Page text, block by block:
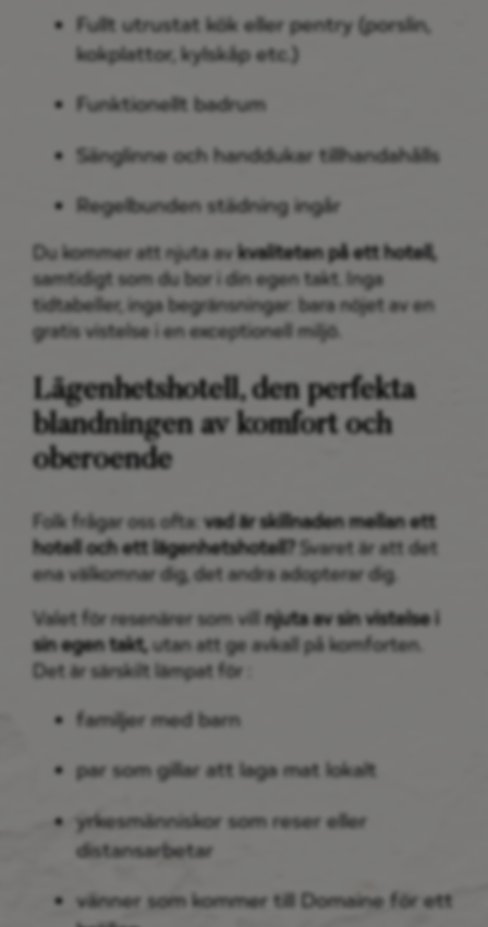
Fullt utrustat kök eller pentry (porslin,
kokplattor, kylskåp etc.)
Funktionellt badrum
Sänglinne och handdukar tillhandahålls
Regelbunden städning ingår
Du kommer att njuta avkvaliteten på ett hotell,
samtidigt som du bor i din egen takt. Inga
tidtabeller, inga begränsningar: bara nöjet av en
gratis vistelse i en exceptionell miljö.
Lägenhetshotell, den perfekta
blandningen av komfort och
oberoende
Folk frågar oss ofta: vad är skillnaden mellan ett
hotell och ett lägenhetshotell?Svaret är att det
ena välkomnar dig, det andra adopterar dig.
Valet för resenärer som vill njuta av sin vistelse i
sin egen takt,utan att ge avkall på komforten.
Det är särskilt lämpat för :
familjer med barn
par som gillar att laga mat lokalt
yrkesmänniskor som reser eller
distansarbetar
vänner som kommer till Domaine för ett